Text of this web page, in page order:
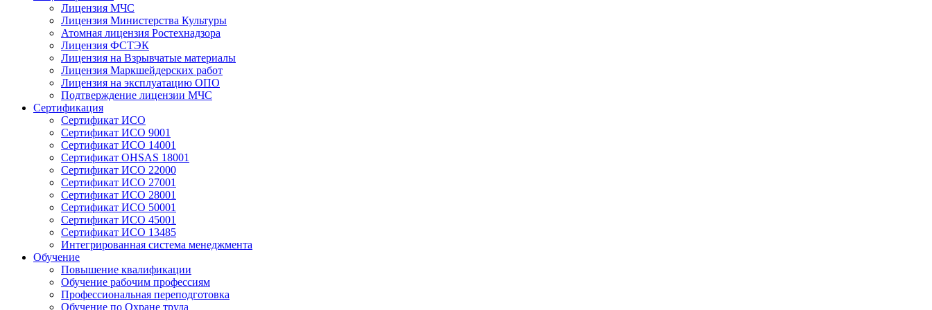
Лицензия МЧС
Лицензия Министерства Культуры
Атомная лицензия Ростехнадзора
Лицензия ФСТЭК
Лицензия на Взрывчатые материалы
Лицензия Маркшейдерских работ
Лицензия на эксплуатацию ОПО
Подтверждение лицензии МЧС
Сертификация
Сертификат ИСО
Сертификат ИСО 9001
Сертификат ИСО 14001
Сертификат OHSAS 18001
Сертификат ИСО 22000
Сертификат ИСО 27001
Сертификат ИСО 28001
Сертификат ИСО 50001
Сертификат ИСО 45001
Сертификат ИСО 13485
Интегрированная система менеджмента
Обучение
Повышение квалификации
Обучение рабочим профессиям
Профессиональная переподготовка
Обучение по Охране труда